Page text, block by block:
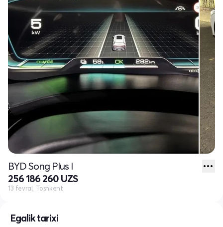
Egalik tarixi
BYD Song Plus I
256 186 260 UZS
13 fevral, Toshkent